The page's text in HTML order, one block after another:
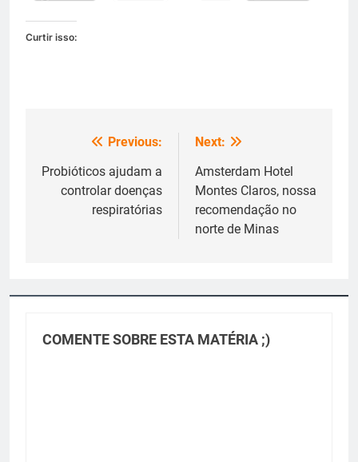
Curtir isso:
Navegação
de
Previous:
Probióticos ajudam a
controlar doenças
respiratórias
Next:
Amsterdam Hotel
Montes Claros, nossa
recomendação no
norte de Minas
COMENTE SOBRE ESTA MATÉRIA ;)